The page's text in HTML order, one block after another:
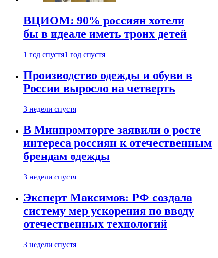
ВЦИОМ: 90% россиян хотели
бы в идеале иметь троих детей
1 год спустя1 год спустя
Производство одежды и обуви в
России выросло на четверть
3 недели спустя
В Минпромторге заявили о росте
интереса россиян к отечественным
брендам одежды
3 недели спустя
Эксперт Максимов: РФ создала
систему мер ускорения по вводу
отечественных технологий
3 недели спустя